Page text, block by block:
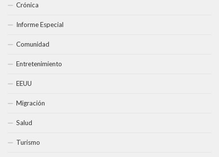
Crónica
Informe Especial
Comunidad
Entretenimiento
EEUU
Migración
Salud
Turismo